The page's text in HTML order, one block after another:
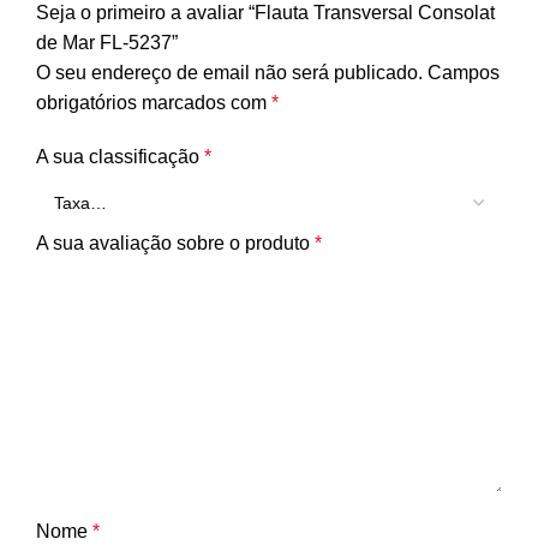
Seja o primeiro a avaliar “Flauta Transversal Consolat
de Mar FL-5237”
O seu endereço de email não será publicado. Campos
obrigatórios marcados com *
A sua classificação *
A sua avaliação sobre o produto *
Nome *